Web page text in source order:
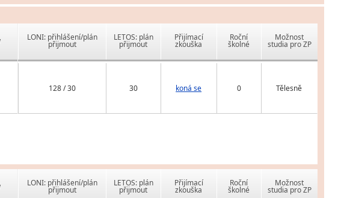
LONI: přihlášení/plán
přijmout
LETOS: plán
přijmout
Přijímací
zkouška
Roční
školné
Možnost
studia pro ZP
128 / 30 30 koná se 0 Tělesně
LONI: přihlášení/plán
přijmout
LETOS: plán
přijmout
Přijímací
zkouška
Roční
školné
Možnost
studia pro ZP